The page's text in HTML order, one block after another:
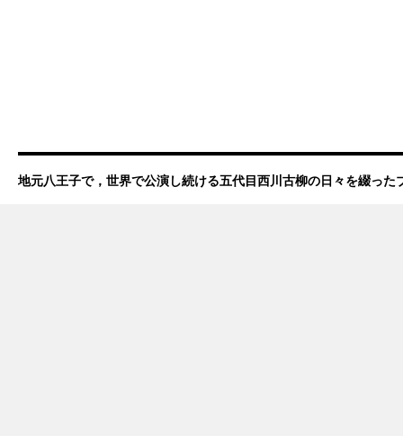
地元八王子で，世界で公演し続ける五代目西川古柳の日々を綴った